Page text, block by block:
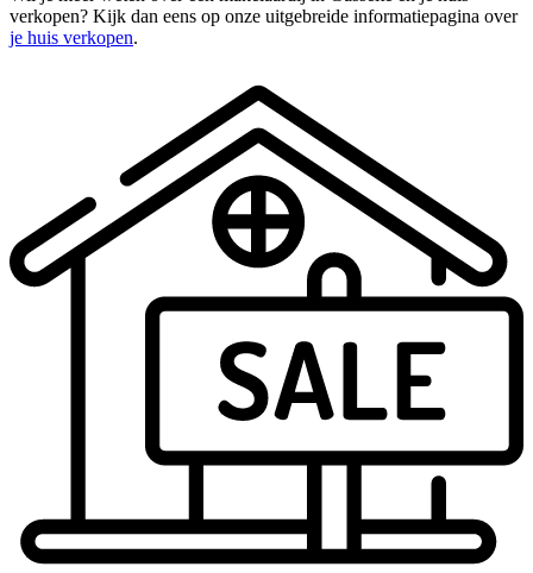
verkopen? Kijk dan eens op onze uitgebreide informatiepagina over
je huis verkopen.